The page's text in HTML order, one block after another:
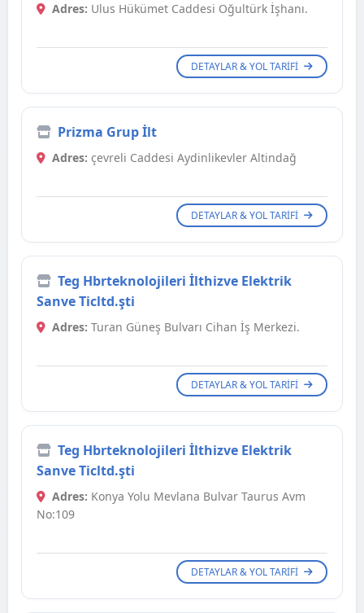
Adres: Ulus Hükümet Caddesi Oğultürk İşhanı.
DETAYLAR & YOL TARIFI
Prizma Grup İlt
Adres: çevreli Caddesi Aydinlikevler Altindağ
DETAYLAR & YOL TARIFI
Teg Hbrteknolojileri İlthizve Elektrik
Sanve Ticltd.şti
Adres: Turan Güneş Bulvarı Cihan İş Merkezi.
DETAYLAR & YOL TARIFI
Teg Hbrteknolojileri İlthizve Elektrik
Sanve Ticltd.şti
Adres: Konya Yolu Mevlana Bulvar Taurus Avm
No:109
DETAYLAR & YOL TARIFI